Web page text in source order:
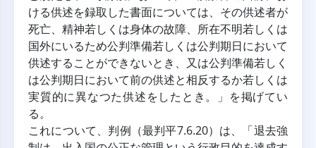
ける供述を録取した書面については、その供述者が
死亡、精神若しくは身体の故障、所在不明若しくは
国外にいるため公判準備若しくは公判期日において
供述することができないとき、又は公判準備若しく
は公判期日において前の供述と相反するか若しくは
実質的に異なつた供述をしたとき。」を掲げてい
る。
これについて、判例（最判平7.6.20）は、「退去強